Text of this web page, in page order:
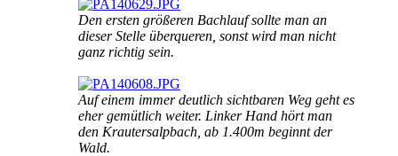
Den ersten größeren Bachlauf sollte man an
dieser Stelle überqueren, sonst wird man nicht
ganz richtig sein.
Auf einem immer deutlich sichtbaren Weg geht es
eher gemütlich weiter. Linker Hand hört man
den Krautersalpbach, ab 1.400m beginnt der
Wald.